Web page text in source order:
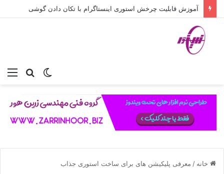
آموزش قابلیت چرخش استوری اینستاگرام با تکان دادن گوشی
جستجو
تغییر
خانه / معرفی پلیکیشن های برای ساخت استوری جذاب